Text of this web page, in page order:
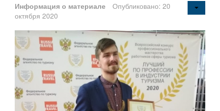
Информация о материале
Опубликовано: 20
октября 2020